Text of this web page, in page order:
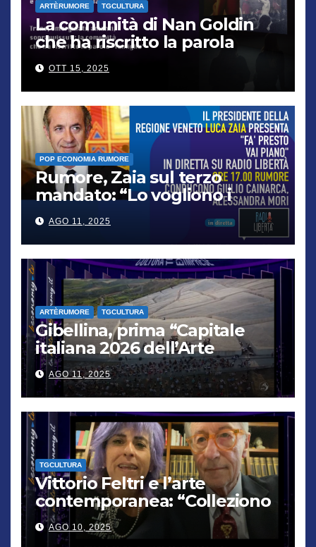
ARTÈRUMORE TGCULTURA
La comunità di Nan Goldin
che ha riscritto la parola
“famiglia”
OTT 15, 2025
POP ECONOMIA RUMORE
Rumore, Zaia sul terzo
mandato: “Lo vogliono i
cittadini, chi non lo capisce
verrà punito”
AGO 11, 2025
ARTÈRUMORE TGCULTURA
Gibellina, prima “Capitale
italiana 2026 dell’Arte
contemporanea”
AGO 11, 2025
TGCULTURA
Vittorio Feltri e l’arte
contemporanea: “Colleziono
De Chirico. Cattelan? Un
genio”
AGO 10, 2025